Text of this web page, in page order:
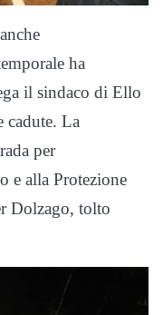
ha
il sindaco di Ello
cadute. La
per
e alla Protezione
Dolzago, tolto